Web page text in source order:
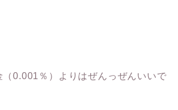
（0.001％）よりはぜんっぜんいいで